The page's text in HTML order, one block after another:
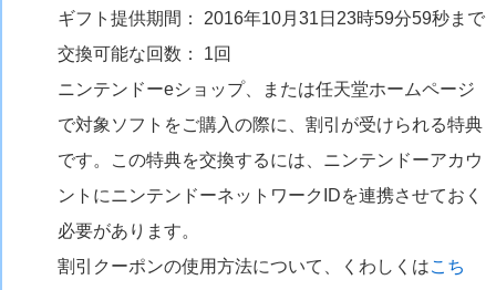
ギフト提供期間： 2016年10月31日23時59分59秒まで
交換可能な回数： 1回
ニンテンドーeショップ、または任天堂ホームページ
で対象ソフトをご購入の際に、割引が受けられる特典
です。この特典を交換するには、ニンテンドーアカウ
ントにニンテンドーネットワークIDを連携させておく
必要があります。
割引クーポンの使用方法について、くわしくはこち